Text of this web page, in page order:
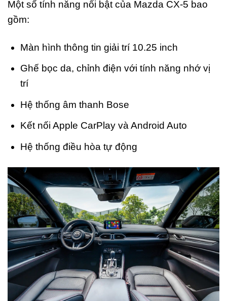
Một số tính năng nổi bật của Mazda CX-5 bao
gồm:
Màn hình thông tin giải trí 10.25 inch
Ghế bọc da, chỉnh điện với tính năng nhớ vị
trí
Hệ thống âm thanh Bose
Kết nối Apple CarPlay và Android Auto
Hệ thống điều hòa tự động